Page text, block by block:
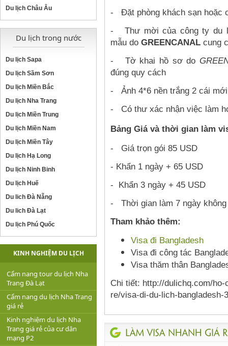
Du lịch Châu Âu
Du lịch trong nước
Du lịch Sapa
Du lịch Sầm Sơn
Du lịch Miền Bắc
Du lịch Nha Trang
Du lịch Miền Trung
Du lịch Miền Nam
Du lịch Miền Tây
Du lịch Hạ Long
Du lịch Ninh Binh
Du lịch Huế
Du lich Đà Nẵng
Du lich Đà Lạt
Du lịch Phú Quốc
KINH NGHIỆM DU LỊCH
Cẩm nang tour du lịch Nha
Trang Đà Lạt
Cẩm nang du lịch Nha Trang
giá rẻ
Kinh nghiệm du lịch Nha
Trang giá rẻ của cư dân
mạng P2
- Đặt phòng khách sạn hoặc
- Thư mời của công ty du
mẫu do GREENCANALcung
- Tờ khai hồ sơ do
đúng quy cách
- Ảnh 4*6 nền trắng 2 cái
- Có thư xác nhận việc làm
Bảng Giá và thời gian làm
- Giá trọn gói 85 USD
- Khẩn 1 ngày + 65 USD
- Khẩn 3 ngày + 45 USD
- Thời gian làm 7 ngày
Tham khảo thêm:
Visa đi Bangladesh
Visa đi công tác
Visa thăm thân
Chi tiết: http://dulichq.com/
re/visa-di-du-lich-bangladesh-